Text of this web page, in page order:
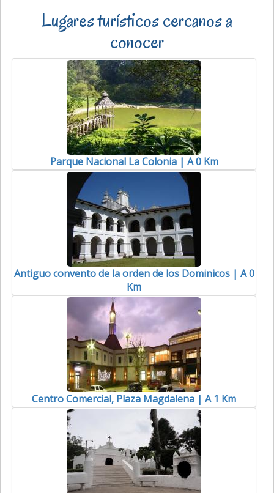
Lugares turísticos cercanos a
conocer
Parque Nacional La Colonia | A 0 Km
Antiguo convento de la orden de los Dominicos | A 0
Km
Centro Comercial, Plaza Magdalena | A 1 Km